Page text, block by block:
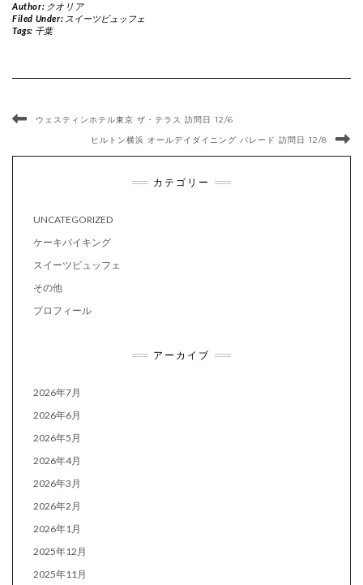
Author: クオリア
Filed Under: スイーツビュッフェ
Tags: 千葉
ウェスティンホテル東京 ザ・テラス 訪問日 12/6
ヒルトン横浜 オールデイダイニング パレード 訪問日 12/8
カテゴリー
UNCATEGORIZED
ケーキバイキング
スイーツビュッフェ
その他
プロフィール
アーカイブ
2026年7月
2026年6月
2026年5月
2026年4月
2026年3月
2026年2月
2026年1月
2025年12月
2025年11月